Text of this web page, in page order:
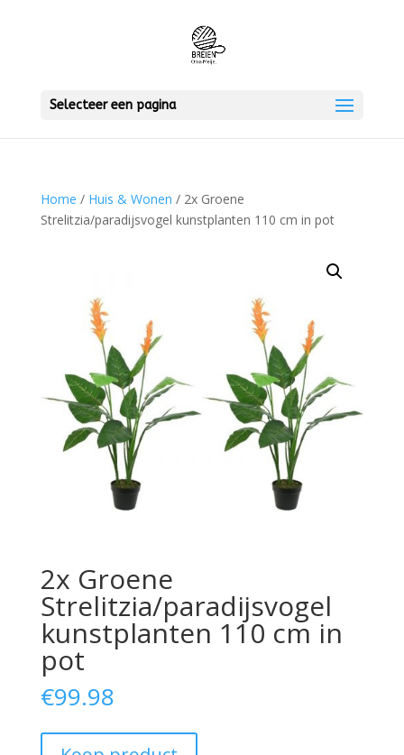
Selecteer een pagina
Home / Huis & Wonen / 2x Groene
Strelitzia/paradijsvogel kunstplanten 110 cm in pot
2x Groene
Strelitzia/paradijsvogel
kunstplanten 110 cm in
pot
€99.98